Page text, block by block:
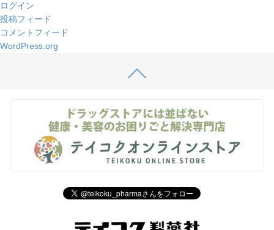
ログイン
投稿フィード
コメントフィード
WordPress.org